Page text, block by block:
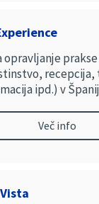
opravljanje
recepcija,
ipd.) v
Več info